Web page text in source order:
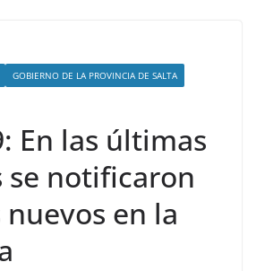
GOBIERNO DE LA PROVINCIA DE SALTA
En las últimas
se notificaron
nuevos en la